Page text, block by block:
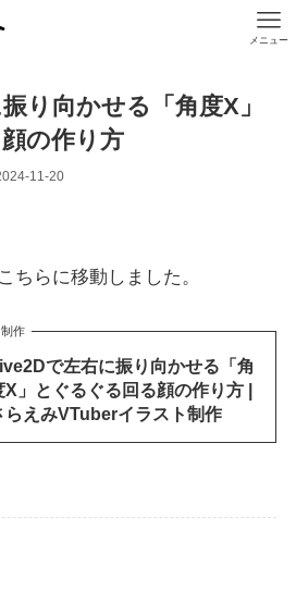
メニュー
り向かせる「角度X」
の作り方
11-20
ちらに移動しました。
作
で左右に振り向かせる「角
X」とぐるぐる回る顔の作り方 |
らえみVTuberイラスト制作